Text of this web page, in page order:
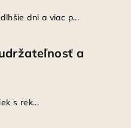
dni a viac p...
a
s rek...